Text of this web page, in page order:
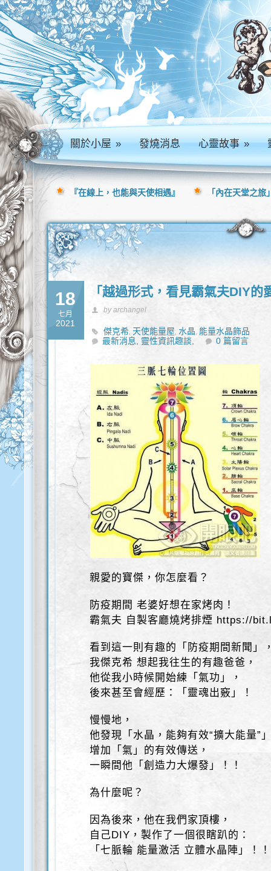
關於小屋» 發燒消息 心靈故事»
18
七月
2021
「越過形式，看見霸氣夫DIY的
by archangel
傑克希, 天使能量屋,水晶, 能量水晶飾品
最新消息, 靈性資訊趣談, 0 篇留言
親愛的寶傑，你怎麼看？
防疫期間 老婆好想在家烤肉！
霸氣夫 自製客廳燒烤排煙 https://
看到這一則有趣的「防疫期間新聞」
我傑克希 想起我往生的有趣爸爸，
他從我小時候開始練「氣功」，
後來甚至會經歷：「靈魂出竅」！
慢慢地，
他發現「水晶，能夠有效“擴大能量”
增加「氣」的有效傳送，
一瞬間他「創造力大爆發」！！
為什麼呢？
因為後來，他在我們家頂樓，
自己DIY，製作了一個很瞎趴的：
「七脈輪 能量激活 立體水晶陣」！！
『在線上，也能與天使相遇』 「內在天堂之